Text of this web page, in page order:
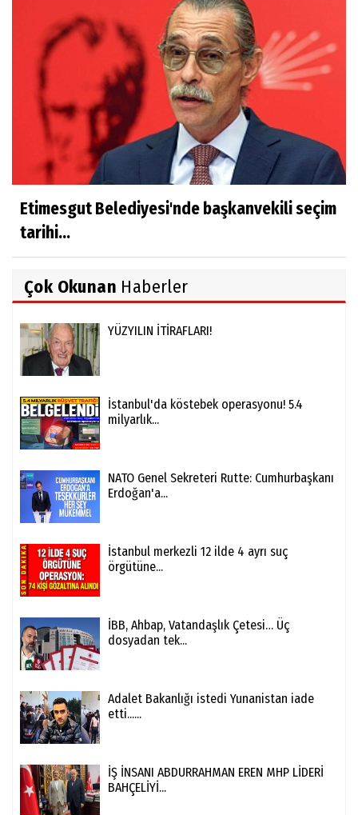
Etimesgut Belediyesi'nde başkanvekili seçim
tarihi...
Çok Okunan Haberler
YÜZYILIN İTİRAFLARI!
İstanbul'da köstebek operasyonu! 5.4
milyarlık...
NATO Genel Sekreteri Rutte: Cumhurbaşkanı
Erdoğan'a...
İstanbul merkezli 12 ilde 4 ayrı suç
örgütüne...
İBB, Ahbap, Vatandaşlık Çetesi… Üç
dosyadan tek...
Adalet Bakanlığı istedi Yunanistan iade
etti......
İŞ İNSANI ABDURRAHMAN EREN MHP LİDERİ
BAHÇELİYİ...